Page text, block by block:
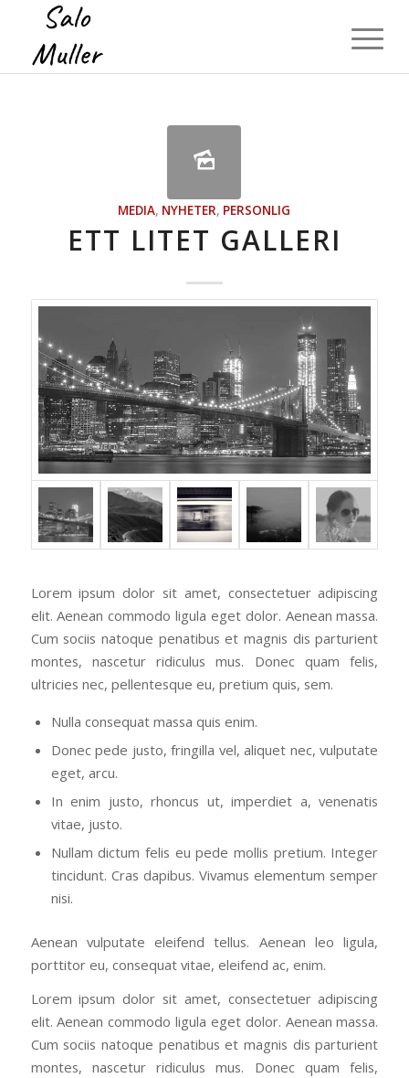
MEDIA, NYHETER, PERSONLIG
ETT LITET GALLERI
Lorem ipsum dolor sit amet, consectetuer adipiscing
elit. Aenean commodo ligula eget dolor. Aenean massa.
Cum sociis natoque penatibus et magnis dis parturient
montes, nascetur ridiculus mus. Donec quam felis,
ultricies nec, pellentesque eu, pretium quis, sem.
Nulla consequat massa quis enim.
Donec pede justo, fringilla vel, aliquet nec, vulputate
eget, arcu.
In enim justo, rhoncus ut, imperdiet a, venenatis
vitae, justo.
Nullam dictum felis eu pede mollis pretium. Integer
tincidunt. Cras dapibus. Vivamus elementum semper
nisi.
Aenean vulputate eleifend tellus. Aenean leo ligula,
porttitor eu, consequat vitae, eleifend ac, enim.
Lorem ipsum dolor sit amet, consectetuer adipiscing
elit. Aenean commodo ligula eget dolor. Aenean massa.
Cum sociis natoque penatibus et magnis dis parturient
montes, nascetur ridiculus mus. Donec quam felis,